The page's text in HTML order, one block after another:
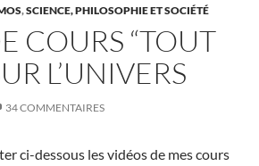
,SCIENCE, PHILOSOPHIE ET SOCIÉTÉ
COURS “TOUT
L’UNIVERS
34 COMMENTAIRES
ci-dessous les vidéos de mes cours